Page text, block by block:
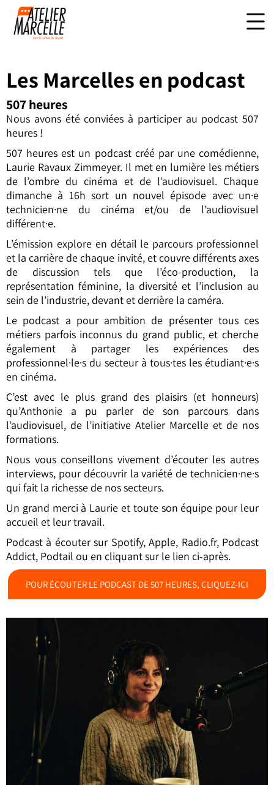
Les Marcelles en podcast
507 heures
Nous avons été conviées à participer au podcast 507
heures !
507 heures est un podcast créé par une comédienne,
Laurie Ravaux Zimmeyer. Il met en lumière les métiers
de l’ombre du cinéma et de l’audiovisuel. Chaque
dimanche à 16h sort un nouvel épisode avec un·e
technicien·ne du cinéma et/ou de l’audiovisuel
différent·e.
L’émission explore en détail le parcours professionnel
et la carrière de chaque invité, et couvre différents axes
de discussion tels que l’éco-production, la
représentation féminine, la diversité et l’inclusion au
sein de l’industrie, devant et derrière la caméra.
Le podcast a pour ambition de présenter tous ces
métiers parfois inconnus du grand public, et cherche
également à partager les expériences des
professionnel·le·s du secteur à tous·tes les étudiant·e·s
en cinéma.
C’est avec le plus grand des plaisirs (et honneurs)
qu’Anthonie a pu parler de son parcours dans
l’audiovisuel, de l’initiative Atelier Marcelle et de nos
formations.
Nous vous conseillons vivement d’écouter les autres
interviews, pour découvrir la variété de technicien·ne·s
qui fait la richesse de nos secteurs.
Un grand merci à Laurie et toute son équipe pour leur
accueil et leur travail.
Podcast à écouter sur Spotify, Apple, Radio.fr, Podcast
Addict, Podtail ou en cliquant sur le lien ci-après.
POUR ÉCOUTER LE PODCAST DE 507 HEURES, CLIQUEZ-ICI